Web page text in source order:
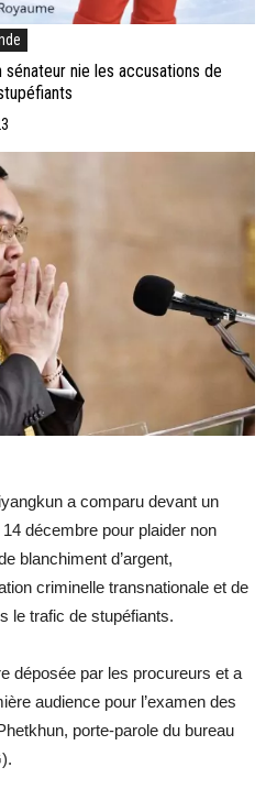
sénateur nie les accusations de
a comparu devant un
décembre pour plaider non
blanchiment d’argent,
criminelle transnationale et de
le trafic de stupéfiants.
déposée par les procureurs et a
audience pour l’examen des
porte-parole du bureau